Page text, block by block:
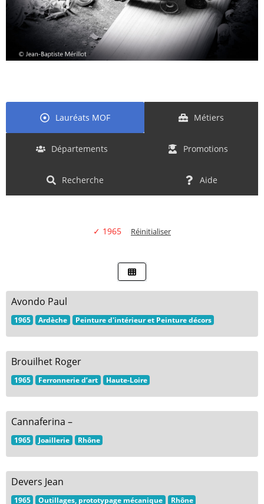
Lauréats MOF Métiers
Départements Promotions
Recherche Aide
✓ 1965 Réinitialiser
Avondo Paul
1965 Ardèche Peinture d'intérieur et Peinture décors
Brouilhet Roger
1965 Ferronnerie d’art Haute-Loire
Cannaferina –
1965 Joaillerie Rhône
Devers Jean
1965 Outillages, prototypage mécanique Rhône